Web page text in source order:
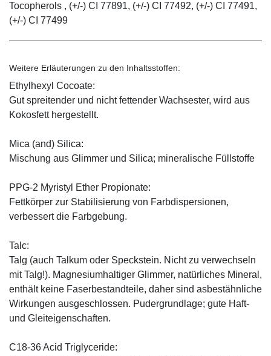
Tocopherols , (+/-) CI 77891, (+/-) CI 77492, (+/-) CI 77491,
(+/-) CI 77499
Weitere Erläuterungen zu den Inhaltsstoffen:
Ethylhexyl Cocoate:
Gut spreitender und nicht fettender Wachsester, wird aus
Kokosfett hergestellt.
Mica (and) Silica:
Mischung aus Glimmer und Silica; mineralische Füllstoffe
PPG-2 Myristyl Ether Propionate:
Fettkörper zur Stabilisierung von Farbdispersionen,
verbessert die Farbgebung.
Talc:
Talg (auch Talkum oder Speckstein. Nicht zu verwechseln
mit Talg!). Magnesiumhaltiger Glimmer, natürliches Mineral,
enthält keine Faserbestandteile, daher sind asbestähnliche
Wirkungen ausgeschlossen. Pudergrundlage; gute Haft-
und Gleiteigenschaften.
C18-36 Acid Triglyceride: